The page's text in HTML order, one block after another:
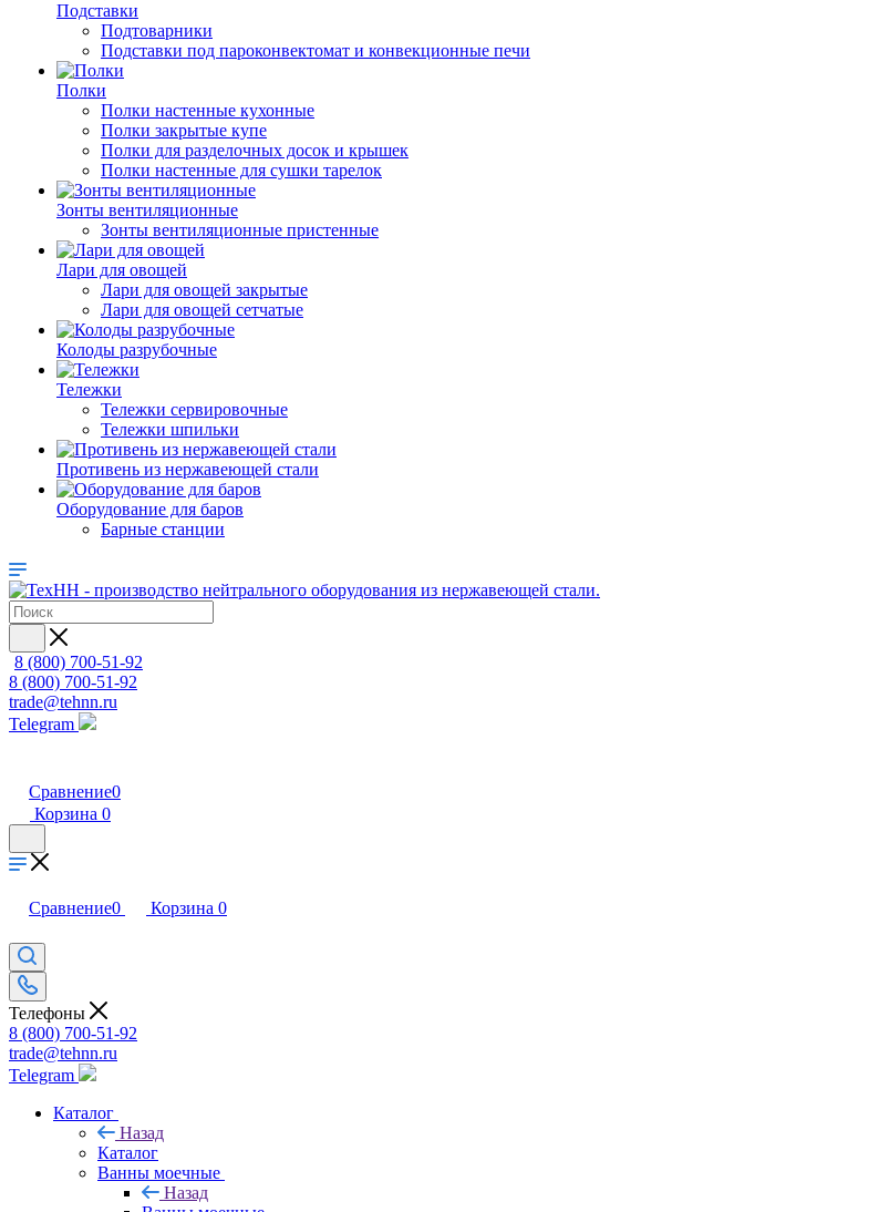
Подставки
Подтоварники
Подставки под пароконвектомат и конвекционные печи
Полки
Полки настенные кухонные
Полки закрытые купе
Полки для разделочных досок и крышек
Полки настенные для сушки тарелок
Зонты вентиляционные
Зонты вентиляционные пристенные
Лари для овощей
Лари для овощей закрытые
Лари для овощей сетчатые
Колоды разрубочные
Тележки
Тележки сервировочные
Тележки шпильки
Противень из нержавеющей стали
Оборудование для баров
Барные станции
8 (800) 700-51-92
8 (800) 700-51-92
trade@tehnn.ru
Telegram
Сравнение0
Корзина 0
Сравнение0 Корзина 0
Телефоны
8 (800) 700-51-92
trade@tehnn.ru
Telegram
Каталог
Назад
Каталог
Ванны моечные
Назад